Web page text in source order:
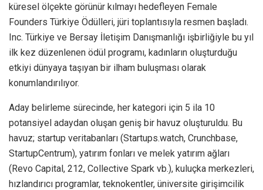
küresel ölçekte görünür kılmayı hedefleyen Female
Founders Türkiye Ödülleri, jüri toplantısıyla resmen başladı.
Inc. Türkiye ve Bersay İletişim Danışmanlığı işbirliğiyle bu yıl
ilk kez düzenlenen ödül programı, kadınların oluşturduğu
etkiyi dünyaya taşıyan bir ilham buluşması olarak
konumlandırılıyor.
Aday belirleme sürecinde, her kategori için 5 ila 10
potansiyel adaydan oluşan geniş bir havuz oluşturuldu. Bu
havuz; startup veritabanları (Startups.watch, Crunchbase,
StartupCentrum), yatırım fonları ve melek yatırım ağları
(Revo Capital, 212, Collective Spark vb.), kuluçka merkezleri,
hızlandırıcı programlar, teknokentler, üniversite girişimcilik